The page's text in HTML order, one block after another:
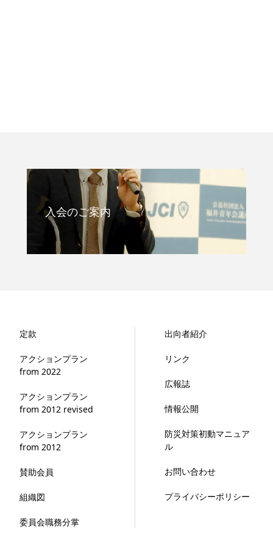
入会のご案内
定款
アクションプラン
from 2022
アクションプラン
from 2012 revised
アクションプラン
from 2012
賛助会員
組織図
委員会職務分掌
出向者紹介
リンク
広報誌
情報公開
防災対策初動マニュア
ル
お問い合わせ
プライバシーポリシー